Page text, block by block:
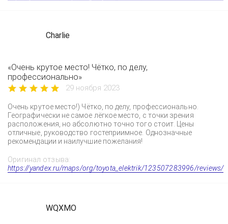
Charlie
«Очень крутое место! Чётко, по делу,
профессионально»
29 ноября 2023
Очень крутое место!) Чётко, по делу, профессионально.
Географически не самое лёгкое место, с точки зрения
расположения, но абсолютно точно того стоит. Цены
отличные, руководство гостеприимное. Однозначные
рекомендации и наилучшие пожелания!
Оригинал отзыва:
https://yandex.ru/maps/org/toyota_elektrik/123507283996/reviews/
WQXMO